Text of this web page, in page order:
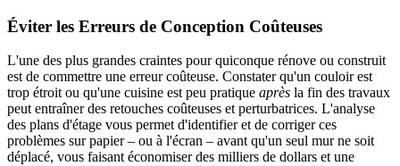
Éviter les Erreurs de Conception Coûteuses
L'une des plus grandes craintes pour quiconque rénove ou construit
est de commettre une erreur coûteuse. Constater qu'un couloir est
trop étroit ou qu'une cuisine est peu pratique après la fin des travaux
peut entraîner des retouches coûteuses et perturbatrices. L'analyse
des plans d'étage vous permet d'identifier et de corriger ces
problèmes sur papier – ou à l'écran – avant qu'un seul mur ne soit
déplacé, vous faisant économiser des milliers de dollars et une